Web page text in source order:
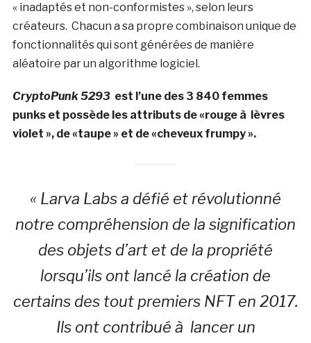
« inadaptés et non-conformistes », selon leurs
créateurs. Chacun a sa propre combinaison unique de
fonctionnalités qui sont générées de manière
aléatoire par un algorithme logiciel.
CryptoPunk 5293est l’une des 3 840 femmes
punks et possède les attributs de «rouge à lèvres
violet », de «taupe » et de «cheveux frumpy ».
« Larva Labs a défié et révolutionné
notre compréhension de la signification
des objets d’art et de la propriété
lorsqu’ils ont lancé la création de
certains des tout premiers NFT en 2017.
Ils ont contribué à lancer un